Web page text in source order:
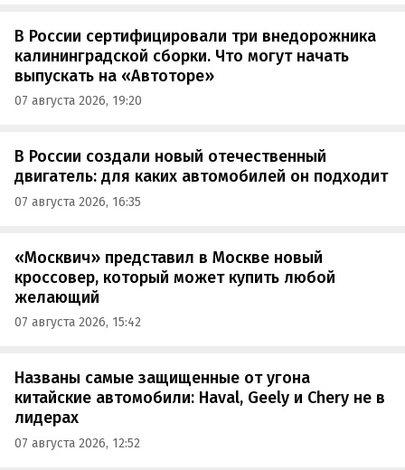
В России сертифицировали три внедорожника
калининградской сборки. Что могут начать
выпускать на «Автоторе»
07 августа 2026, 19:20
В России создали новый отечественный
двигатель: для каких автомобилей он подходит
07 августа 2026, 16:35
«Москвич» представил в Москве новый
кроссовер, который может купить любой
желающий
07 августа 2026, 15:42
Названы самые защищенные от угона
китайские автомобили: Haval, Geely и Chery не в
лидерах
07 августа 2026, 12:52